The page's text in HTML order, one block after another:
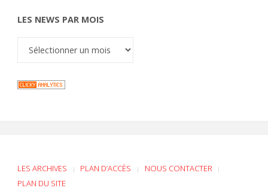
LES NEWS PAR MOIS
LES ARCHIVES | PLAN D’ACCÈS | NOUS CONTACTER |
PLAN DU SITE